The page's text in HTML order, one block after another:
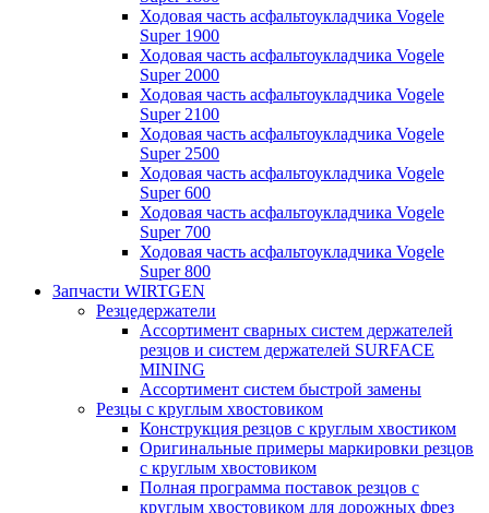
Ходовая часть асфальтоукладчика Vogele
Super 1900
Ходовая часть асфальтоукладчика Vogele
Super 2000
Ходовая часть асфальтоукладчика Vogele
Super 2100
Ходовая часть асфальтоукладчика Vogele
Super 2500
Ходовая часть асфальтоукладчика Vogele
Super 600
Ходовая часть асфальтоукладчика Vogele
Super 700
Ходовая часть асфальтоукладчика Vogele
Super 800
Запчасти WIRTGEN
Резцедержатели
Ассортимент сварных систем держателей
резцов и систем держателей SURFACE
MINING
Ассортимент систем быстрой замены
Резцы с круглым хвостовиком
Конструкция резцов с круглым хвостиком
Оригинальные примеры маркировки резцов
с круглым хвостовиком
Полная программа поставок резцов с
круглым хвостовиком для дорожных фрез